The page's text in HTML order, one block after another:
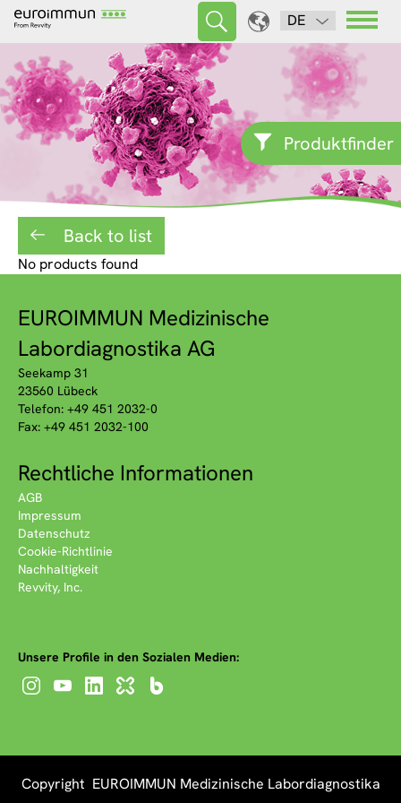
DE
Produktfinder
Back to list
No products found
EUROIMMUN Medizinische
Labordiagnostika AG
Seekamp 31
23560 Lübeck
Telefon: +49 451 2032-0
Fax: +49 451 2032-100
Rechtliche Informationen
AGB
Impressum
Datenschutz
Cookie-Richtlinie
Nachhaltigkeit
Revvity, Inc.
Unsere Profile in den Sozialen Medien:
Copyright EUROIMMUN Medizinische Labordiagnostika